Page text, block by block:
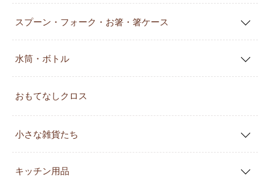
スプーン・フォーク・お箸・箸ケース
水筒・ボトル
おもてなしクロス
小さな雑貨たち
キッチン用品